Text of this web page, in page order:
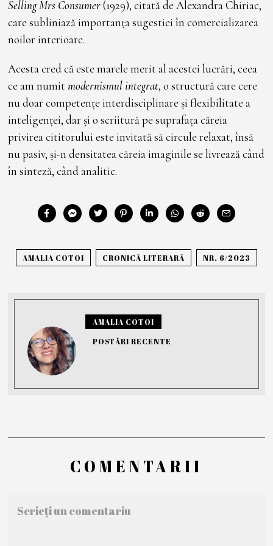
Selling Mrs Consumer(1929), citată de Alexandra Chiriac,
care subliniază importanța sugestiei în comercializarea
noilor interioare.
Acesta cred că este marele merit al acestei lucrări, ceea
ce am numitmodernismul integrat, o structură care cere
nu doar competențe interdisciplinare și flexibilitate a
inteligenței, dar și o scriitură pe suprafața căreia
privirea cititorului este invitată să circule relaxat, însă
nu pasiv, și-n densitatea căreia imaginile se livrează când
în sinteză, când analitic.
AMALIA COTOI CRONICĂ LITERARĂ NR. 6/2023
AMALIA COTOI
POSTĂRI RECENTE
COMENTARII